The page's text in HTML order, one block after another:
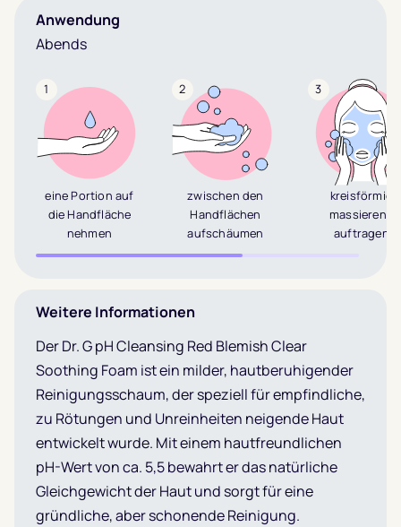
Anwendung
Abends
1
eine Portion auf
die Handfläche
nehmen
2
zwischen den
Handflächen
aufschäumen
3
kreisförmig
massierend
auftragen
Weitere Informationen
Der Dr. G pH Cleansing Red Blemish Clear
Soothing Foam ist ein milder, hautberuhigender
Reinigungsschaum, der speziell für empfindliche,
zu Rötungen und Unreinheiten neigende Haut
entwickelt wurde. Mit einem hautfreundlichen
pH-Wert von ca. 5,5 bewahrt er das natürliche
Gleichgewicht der Haut und sorgt für eine
gründliche, aber schonende Reinigung.